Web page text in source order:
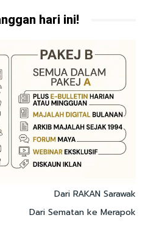
hari ini!
Dari RAKAN Sarawak
Dari Sematan ke Merapok